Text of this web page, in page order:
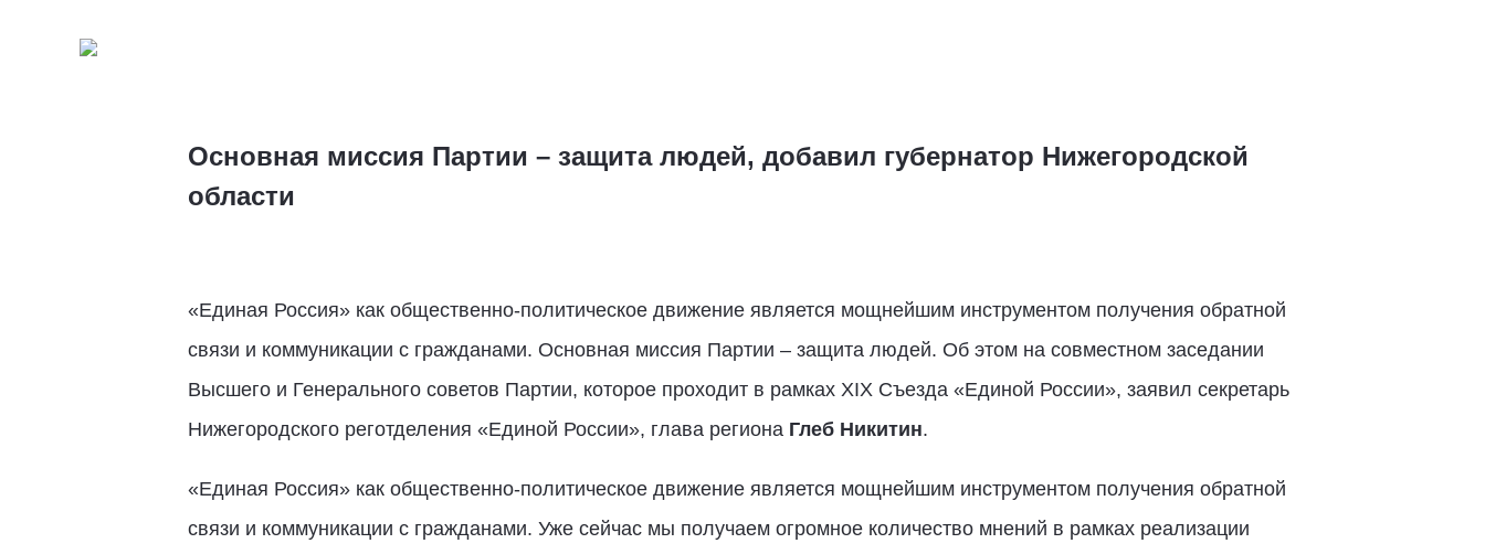
Основная миссия Партии – защита людей, добавил губернатор Нижегородской
области
«Единая Россия» как общественно-политическое движение является мощнейшим инструментом получения обратной
связи и коммуникации с гражданами. Основная миссия Партии – защита людей. Об этом на совместном заседании
Высшего и Генерального советов Партии, которое проходит в рамках XIX Съезда «Единой России», заявил секретарь
Нижегородского реготделения «Единой России», глава региона Глеб Никитин.
«Единая Россия» как общественно-политическое движение является мощнейшим инструментом получения обратной
связи и коммуникации с гражданами. Уже сейчас мы получаем огромное количество мнений в рамках реализации